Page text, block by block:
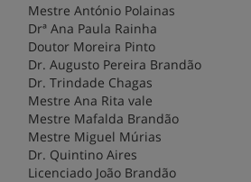
Mestre António Polainas
Drª Ana Paula Rainha
Doutor Moreira Pinto
Dr. Augusto Pereira Brandão
Dr. Trindade Chagas
Mestre Ana Rita vale
Mestre Mafalda Brandão
Mestre Miguel Múrias
Dr. Quintino Aires
Licenciado João Brandão